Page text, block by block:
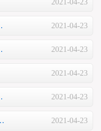
2021-04-23
2021-04-23
2021-04-23
2021-04-23
2021-04-23
2021-04-23